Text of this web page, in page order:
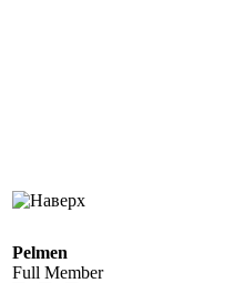
Pelmen
Full Member